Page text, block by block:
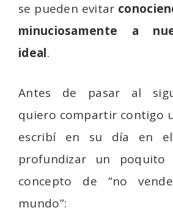
se pueden evitar
minuciosamente a
ideal.
Antes de pasar al
quiero compartir contigo
escribí en su día en
profundizar un
concepto de “no
mundo”: